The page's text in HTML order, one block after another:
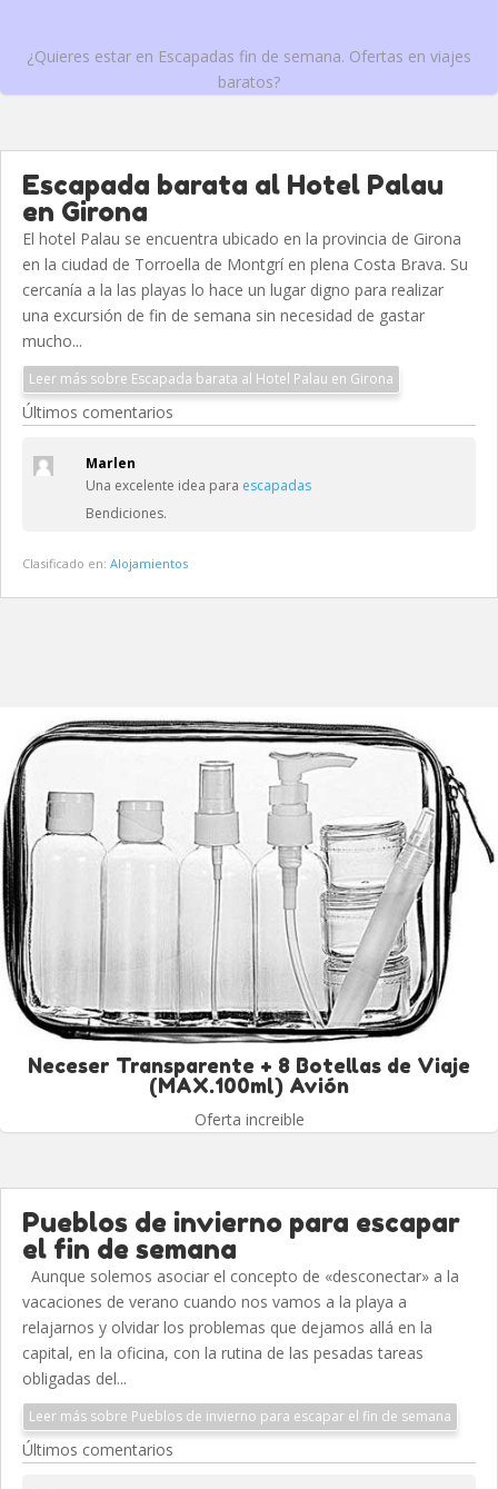
¿Quieres estar en Escapadas fin de semana. Ofertas en viajes
baratos?
Escapada barata al Hotel Palau
en Girona
El hotel Palau se encuentra ubicado en la provincia de Girona
en la ciudad de Torroella de Montgrí en plena Costa Brava. Su
cercanía a la las playas lo hace un lugar digno para realizar
una excursión de fin de semana sin necesidad de gastar
mucho...
Leer más sobre Escapada barata al Hotel Palau en Girona
Últimos comentarios
Marlen
Una excelente idea para escapadas
Bendiciones.
Clasificado en: Alojamientos
Neceser Transparente + 8 Botellas de Viaje
(MAX.100ml) Avión
Oferta increible
Pueblos de invierno para escapar
el fin de semana
Aunque solemos asociar el concepto de «desconectar» a la
vacaciones de verano cuando nos vamos a la playa a
relajarnos y olvidar los problemas que dejamos allá en la
capital, en la oficina, con la rutina de las pesadas tareas
obligadas del...
Leer más sobre Pueblos de invierno para escapar el fin de semana
Últimos comentarios